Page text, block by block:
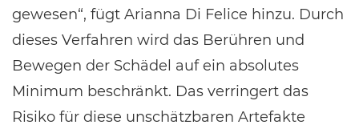
gewesen“, fügt Arianna Di Felice hinzu. Durch
dieses Verfahren wird das Berühren und
Bewegen der Schädel auf ein absolutes
Minimum beschränkt. Das verringert das
Risiko für diese unschätzbaren Artefakte